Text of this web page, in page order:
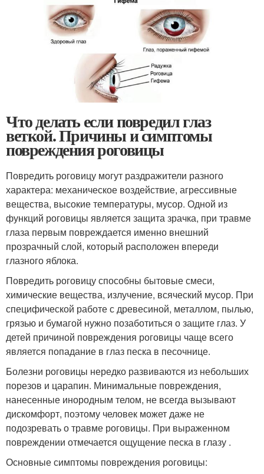
Что делать если повредил глаз
веткой. Причины и симптомы
повреждения роговицы
Повредить роговицу могут раздражители разного
характера: механическое воздействие, агрессивные
вещества, высокие температуры, мусор. Одной из
функций роговицы является защита зрачка, при травме
глаза первым повреждается именно внешний
прозрачный слой, который расположен впереди
глазного яблока.
Повредить роговицу способны бытовые смеси,
химические вещества, излучение, всяческий мусор. При
специфической работе с древесиной, металлом, пылью,
грязью и бумагой нужно позаботиться о защите глаз. У
детей причиной повреждения роговицы чаще всего
является попадание в глаз песка в песочнице.
Болезни роговицы нередко развиваются из небольших
порезов и царапин. Минимальные повреждения,
нанесенные инородным телом, не всегда вызывают
дискомфорт, поэтому человек может даже не
подозревать о травме роговицы. При выраженном
повреждении отмечается ощущение песка в глазу .
Основные симптомы повреждения роговицы: